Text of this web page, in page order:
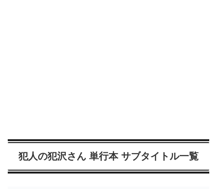
犯人の犯沢さん 単行本 サブタイトル一覧